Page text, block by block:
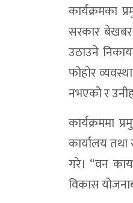
कार्यक्रमका
सरकार बेखबर
उठाउने
फोहोर
नभएको र
कार्यक्रममा
कार्यालय
गरे। “वन
विकास